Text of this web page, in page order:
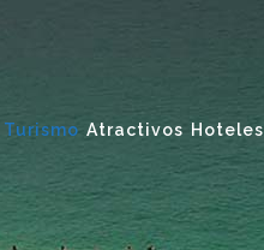
Atractivos Hoteles